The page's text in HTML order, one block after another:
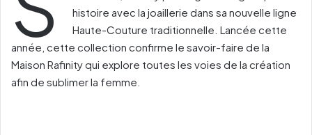
histoire avec la joaillerie dans sa nouvelle ligne
Haute-Couture traditionnelle. Lancée cette
année, cette collection confirme le savoir-faire de la
Maison Rafinity qui explore toutes les voies de la création
afin de sublimer la femme.